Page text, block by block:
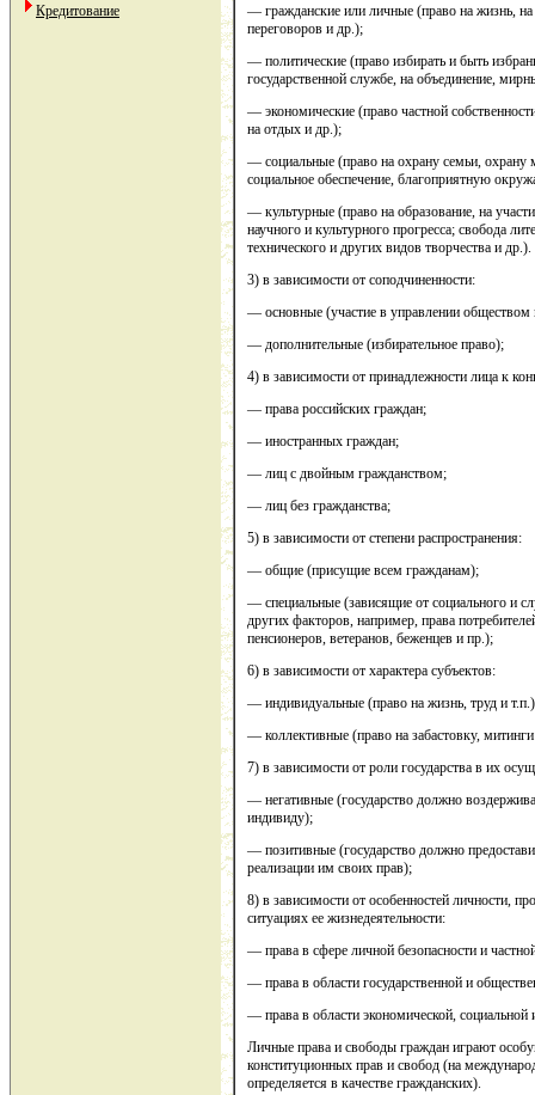
Кредитование
— гражданские или личные (право на жизнь, на
переговоров и др.);
— политические (право избирать и быть
государственной службе, на объединение,
— экономические (право частной
на отдых и др.);
— социальные (право на охрану семьи, охрану
социальное обеспечение, благоприятную
— культурные (право на образование, на
научного и культурного прогресса; свобода
технического и других видов творчества и др.).
3) в зависимости от соподчиненности:
— основные (участие в управлении обществом
— дополнительные (избирательное право);
4) в зависимости от принадлежности лица к
— права российских граждан;
— иностранных граждан;
— лиц с двойным гражданством;
— лиц без гражданства;
5) в зависимости от степени распространения:
— общие (присущие всем гражданам);
— специальные (зависящие от социального и
других факторов, например, права
пенсионеров, ветеранов, беженцев и пр.);
6) в зависимости от характера субъектов:
— индивидуальные (право на жизнь, труд и
— коллективные (право на забастовку,
7) в зависимости от роли государства в их
— негативные (государство должно
индивиду);
— позитивные (государство должно
реализации им своих прав);
8) в зависимости от особенностей личности,
ситуациях ее жизнедеятельности:
— права в сфере личной безопасности и
— права в области государственной и
— права в области экономической, социальной
Личные права и свободы граждан играют
конституционных прав и свобод (на
определяется в качестве гражданских).